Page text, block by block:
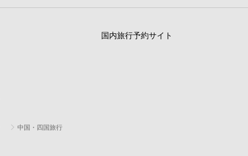
国内旅行予約サイト
中国・四国旅行